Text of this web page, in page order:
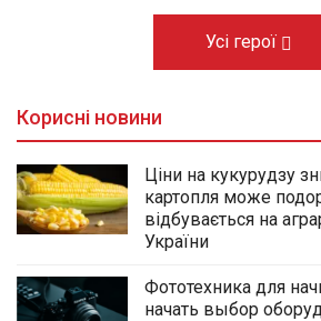
Усі герої
Корисні новини
Ціни на кукурудзу
картопля може
відбувається на
України
Фототехника для
начать выбор